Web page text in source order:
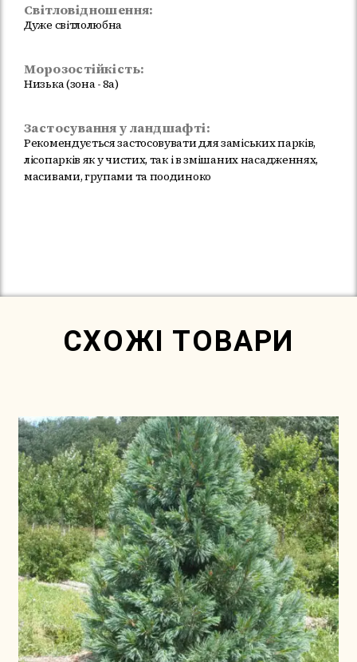
Світловідношення:
Дуже світлолюбна
Морозостійкість:
Низька (зона - 8а)
Застосування у ландшафті:
Рекомендується застосовувати для заміських парків,
лісопарків як у чистих, так і в змішаних насадженнях,
масивами, групами та поодиноко
СХОЖІ ТОВАРИ